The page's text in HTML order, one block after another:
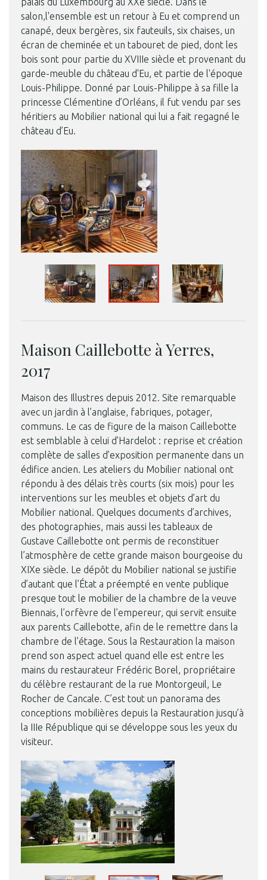
salon,l'ensemble est un retour à Eu et comprend un
canapé, deux bergères, six fauteuils, six chaises, un
écran de cheminée et un tabouret de pied, dont les
bois sont pour partie du XVIIIe siècle et provenant du
garde-meuble du château d'Eu, et partie de l'époque
Louis-Philippe. Donné par Louis-Philippe à sa fille la
princesse Clémentine d’Orléans, il fut vendu par ses
héritiers au Mobilier national qui lui a fait regagné le
château d’Eu.
Maison Caillebotte à Yerres,
2017
Maison des Illustres depuis 2012. Site remarquable
avec un jardin à l’anglaise, fabriques, potager,
communs. Le cas de figure de la maison Caillebotte
est semblable à celui d’Hardelot : reprise et création
complète de salles d’exposition permanente dans un
édifice ancien. Les ateliers du Mobilier national ont
répondu à des délais très courts (six mois) pour les
interventions sur les meubles et objets d’art du
Mobilier national. Quelques documents d’archives,
des photographies, mais aussi les tableaux de
Gustave Caillebotte ont permis de reconstituer
l’atmosphère de cette grande maison bourgeoise du
XIXe siècle. Le dépôt du Mobilier national se justifie
d’autant que l’État a préempté en vente publique
presque tout le mobilier de la chambre de la veuve
Biennais, l’orfèvre de l’empereur, qui servit ensuite
aux parents Caillebotte, afin de le remettre dans la
chambre de l’étage. Sous la Restauration la maison
prend son aspect actuel quand elle est entre les
mains du restaurateur Frédéric Borel, propriétaire
du célèbre restaurant de la rue Montorgeuil, Le
Rocher de Cancale. C’est tout un panorama des
conceptions mobilières depuis la Restauration jusqu’à
la IIIe République qui se développe sous les yeux du
visiteur.